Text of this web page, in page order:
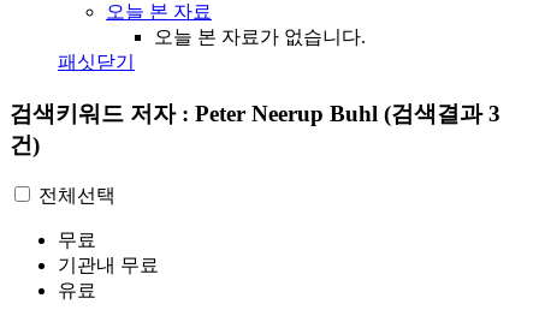
오늘 본 자료
오늘 본 자료가 없습니다.
패싯닫기
검색키워드 저자 : Peter Neerup Buhl (검색결과 3
건)
전체선택
무료
기관내 무료
유료